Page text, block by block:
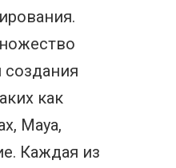
как
Maya,
Каждая из